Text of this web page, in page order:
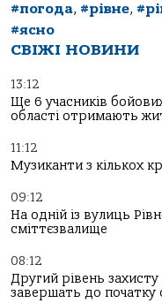
#погода, #рівне,
#ясно
СВІЖІ НОВИНИ
13:12
Ще 6 учасників
області отримають
11:12
Музиканти з кількох
09:12
На одній із вулиць
сміттєзвалище
08:12
Другий рівень захисту
завершать до початку